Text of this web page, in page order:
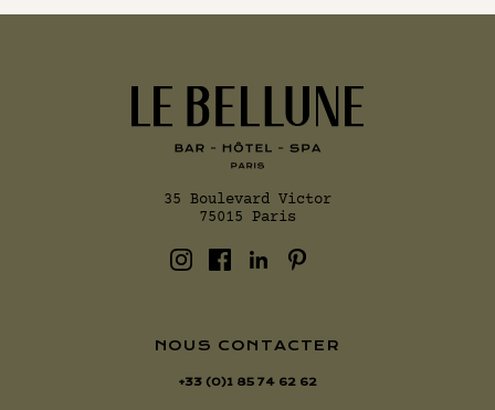
35 Boulevard Victor
75015 Paris
NOUS CONTACTER
+33 (0)1 85 74 62 62